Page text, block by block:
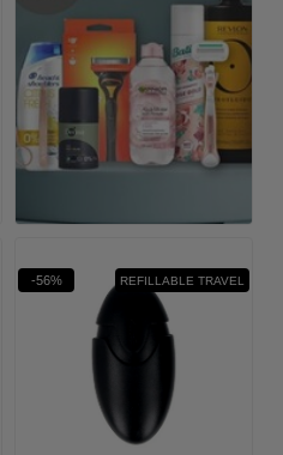
-56% REFILLABLE TRAVEL